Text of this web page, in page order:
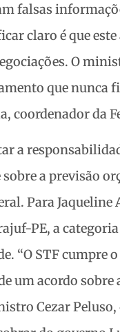
falsas
claro é que
O
que nunca
coordenador da
a
a previsão
Para Jaqueline
PE, a
“O STF cumpre
um acordo
Cezar Peluso,